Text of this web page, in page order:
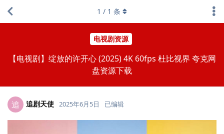
电视剧资源
【电视剧】绽放的许开心 (2025) 4K 60fps 杜比视界 夸克网
盘资源下载
1 / 1 条
追 追剧天使 2025年6月5日 已编辑